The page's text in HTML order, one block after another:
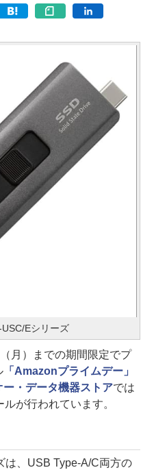
Eシリーズ
月）までの期間限定でプ
「Amazonプライムデー」
ー・データ機器ストアでは
が行われています。
、USB Type-A/C両方の